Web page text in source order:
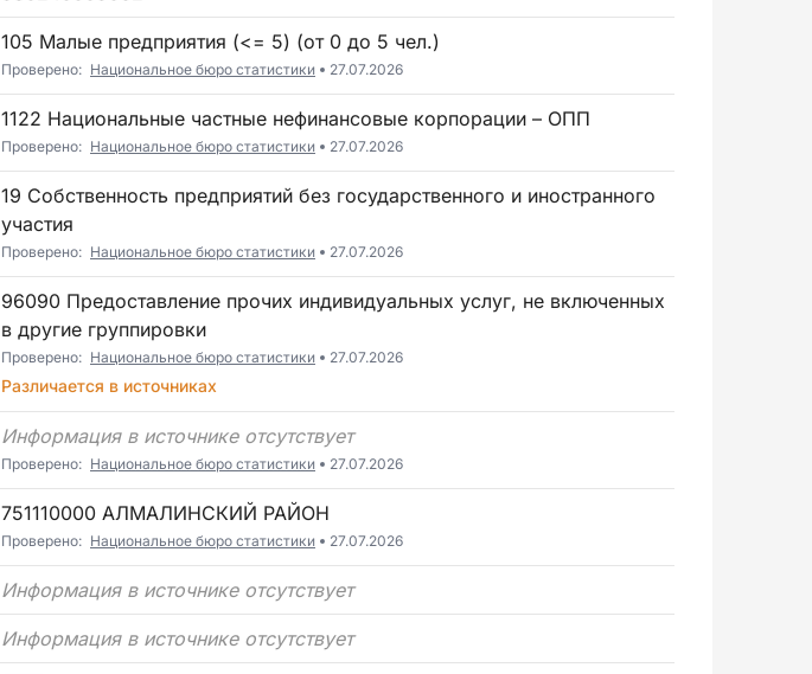
105 Малые предприятия (<= 5) (от 0 до 5 чел.)
Проверено: Национальное бюро статистики 27.07.2026
1122 Национальные частные нефинансовые корпорации – ОПП
Проверено: Национальное бюро статистики 27.07.2026
19 Собственность предприятий без государственного и иностранного
участия
Проверено: Национальное бюро статистики 27.07.2026
96090 Предоставление прочих индивидуальных услуг, не включенных
в другие группировки
Проверено: Национальное бюро статистики 27.07.2026
Различается в источниках
Информация в источнике отсутствует
Проверено: Национальное бюро статистики 27.07.2026
751110000 АЛМАЛИНСКИЙ РАЙОН
Проверено: Национальное бюро статистики 27.07.2026
Информация в источнике отсутствует
Информация в источнике отсутствует